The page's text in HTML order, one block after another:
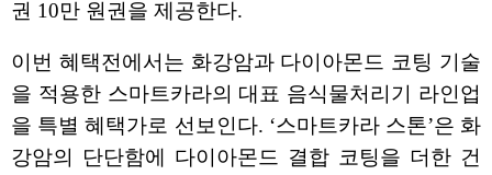
권 10만 원권을 제공한다.
이번 혜택전에서는 화강암과 다이아몬드 코팅 기술
을 적용한 스마트카라의 대표 음식물처리기 라인업
을 특별 혜택가로 선보인다. ‘스마트카라 스톤’은 화
강암의 단단함에 다이아몬드 결합 코팅을 더한 건